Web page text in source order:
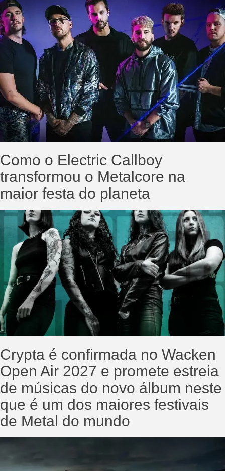
Como o Electric Callboy
transformou o Metalcore na
maior festa do planeta
Crypta é confirmada no Wacken
Open Air 2027 e promete estreia
de músicas do novo álbum neste
que é um dos maiores festivais
de Metal do mundo